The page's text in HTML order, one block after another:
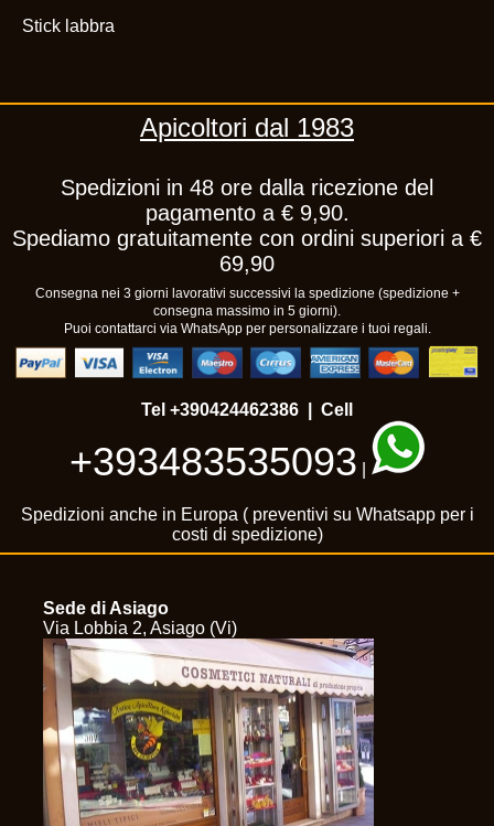
Stick labbra
Apicoltori dal 1983
Spedizioni in 48 ore dalla ricezione del
pagamento a € 9,90.
Spediamo gratuitamente con ordini superiori a €
69,90
Consegna nei 3 giorni lavorativi successivi la spedizione (spedizione +
consegna massimo in 5 giorni).
Puoi contattarci via WhatsApp per personalizzare i tuoi regali.
Tel +390424462386 | Cell
+393483535093
Spedizioni anche in Europa ( preventivi su Whatsapp per i
costi di spedizione)
Sede di Asiago
Via Lobbia 2, Asiago (Vi)